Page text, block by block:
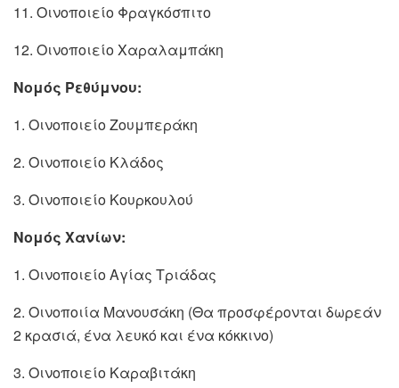
11. Οινοποιείο Φραγκόσπιτο
12. Οινοποιείο Χαραλαμπάκη
Νομός Ρεθύμνου:
1. Οινοποιείο Ζουμπεράκη
2. Οινοποιείο Κλάδος
3. Οινοποιείο Κουρκουλού
Νομός Χανίων:
1. Οινοποιείο Αγίας Τριάδας
2. Οινοποιία Μανουσάκη (Θα προσφέρονται δωρεάν
2 κρασιά, ένα λευκό και ένα κόκκινο)
3. Οινοποιείο Καραβιτάκη